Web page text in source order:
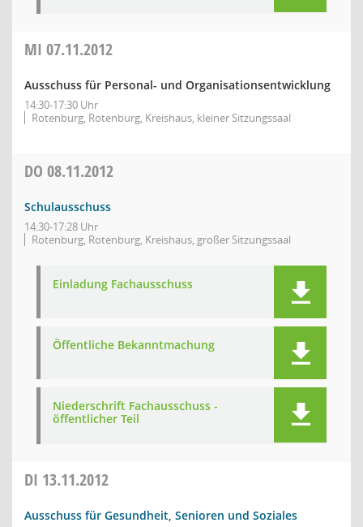
MI 07.11.2012
Ausschuss für Personal- und Organisationsentwicklung
14:30-17:30 Uhr
Rotenburg, Rotenburg, Kreishaus, kleiner Sitzungssaal
DO 08.11.2012
Schulausschuss
14:30-17:28 Uhr
Rotenburg, Rotenburg, Kreishaus, großer Sitzungssaal
Einladung Fachausschuss
Öffentliche Bekanntmachung
Niederschrift Fachausschuss -
öffentlicher Teil
DI 13.11.2012
Ausschuss für Gesundheit, Senioren und Soziales